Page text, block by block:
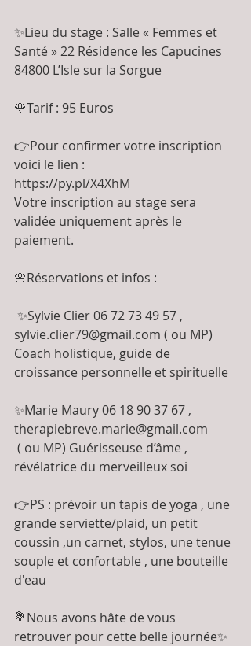
✨Lieu du stage : Salle « Femmes et
Santé » 22 Résidence les Capucines
84800 L’Isle sur la Sorgue
🌹Tarif : 95 Euros
👉Pour confirmer votre inscription
voici le lien :
https://py.pl/X4XhM
Votre inscription au stage sera
validée uniquement après le
paiement.
🌸Réservations et infos :
sylvie.clier79@gmail.com ( ou MP)
Coach holistique, guide de
croissance personnelle et spirituelle
✨Marie Maury 06 18 90 37 67 ,
therapiebreve.marie@gmail.com
révélatrice du merveilleux soi
👉PS : prévoir un tapis de yoga , une
grande serviette/plaid, un petit
coussin ,un carnet, stylos, une tenue
souple et confortable , une bouteille
d'eau
💐Nous avons hâte de vous
retrouver pour cette belle journée✨